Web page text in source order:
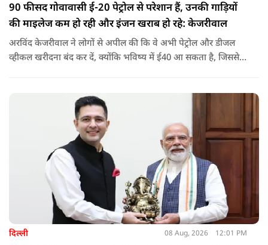
90 फीसद गोवावासी ई-20 पेट्रोल से परेशान हैं, उनकी गाड़ियों
की माइलेज कम हो रही और इंजन खराब हो रहे: केजरीवाल
अरविंद केजरीवाल ने लोगों से अपील की कि वे अभी पेट्रोल और डीजल
व्हीकल खरीदना बंद कर दें, क्योंकि भविष्य में ई40 आ सकता है, जिससे
दिल्ली 08 Aug, 2026 12:01 PM